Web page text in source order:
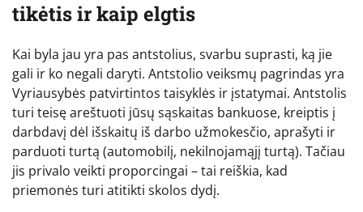
tikėtis ir kaip elgtis
Kai byla jau yra pas antstolius, svarbu suprasti, ką jie
gali ir ko negali daryti. Antstolio veiksmų pagrindas yra
Vyriausybės patvirtintos taisyklės ir įstatymai. Antstolis
turi teisę areštuoti jūsų sąskaitas bankuose, kreiptis į
darbdavį dėl išskaitų iš darbo užmokesčio, aprašyti ir
parduoti turtą (automobilį, nekilnojamąjį turtą). Tačiau
jis privalo veikti proporcingai – tai reiškia, kad
priemonės turi atitikti skolos dydį.